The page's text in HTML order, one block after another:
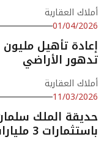
أملاك العقارية
01/04/2026
إعادة تأهيل
تدهور الأراضي
أملاك العقارية
11/03/2026
حديقة الملك
باستثمارات 3 مليارات دولار لتطوير منطقة حضرية